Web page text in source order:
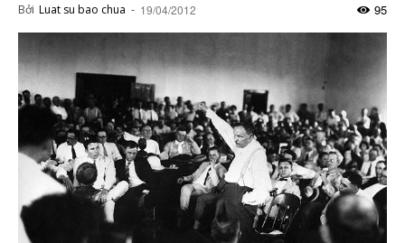
Bởi Luat su bao chua - 19/04/2012 95